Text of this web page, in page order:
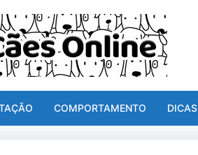
COMPORTAMENTO DICAS